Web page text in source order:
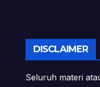
DISCLAIMER
Seluruh materi